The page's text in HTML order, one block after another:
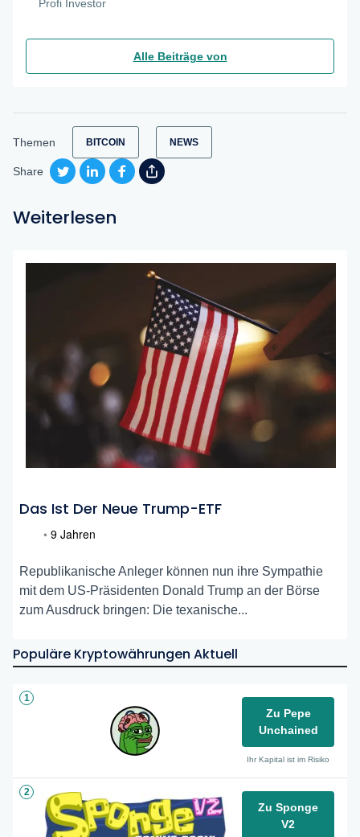
Profi Investor
Alle Beiträge von
Themen BITCOIN NEWS
Share
Weiterlesen
Das Ist Der Neue Trump-ETF
• 9 Jahren
Republikanische Anleger können nun ihre Sympathie
mit dem US-Präsidenten Donald Trump an der Börse
zum Ausdruck bringen: Die texanische...
Populäre Kryptowährungen Aktuell
1
Zu Pepe
Unchained
Ihr Kapital ist im Risiko
2
Zu Sponge
V2